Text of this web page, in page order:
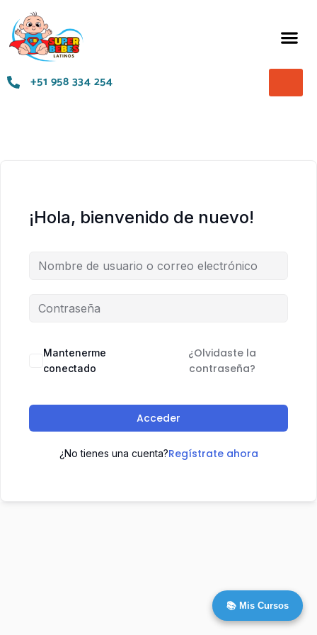
+51 958 334 254
¡Hola, bienvenido de nuevo!
Mantenerme
conectado
¿Olvidaste la
contraseña?
Acceder
¿No tienes una cuenta?Regístrate ahora
📚 Mis Cursos